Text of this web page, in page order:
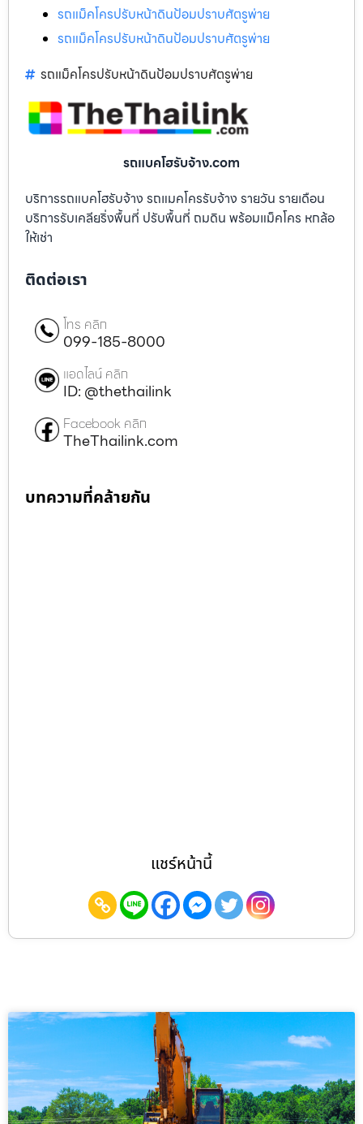
รถแม็คโครปรับหน้าดินป้อมปราบศัตรูพ่าย
รถแม็คโครปรับหน้าดินป้อมปราบศัตรูพ่าย
รถแม็คโครปรับหน้าดินป้อมปราบศัตรูพ่าย
รถแบคโฮรับจ้าง.com
บริการรถแบคโฮรับจ้าง รถแมคโครรับจ้าง รายวัน รายเดือน
บริการรับเคลียริ่งพื้นที่ ปรับพื้นที่ ถมดิน พร้อมแม็คโคร หกล้อ
ให้เช่า
ติดต่อเรา
โทร คลิก
099-185-8000
แอดไลน์ คลิก
ID: @thethailink
Facebook คลิก
TheThailink.com
บทความที่คล้ายกัน
แชร์หน้านี้